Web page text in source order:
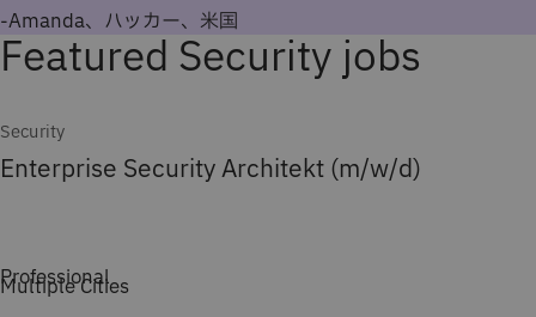
-Amanda、ハッカー、米国
Security
Enterprise Security Architekt (m/w/d)
Professional
Multiple Cities